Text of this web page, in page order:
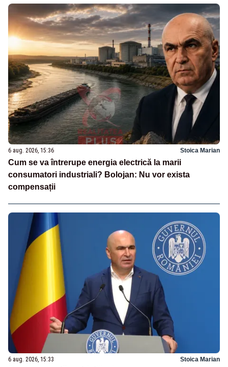
6 aug. 2026, 15:36 Stoica Marian
Cum se va întrerupe energia electrică la marii
consumatori industriali? Bolojan: Nu vor exista
compensații
6 aug. 2026, 15:33 Stoica Marian